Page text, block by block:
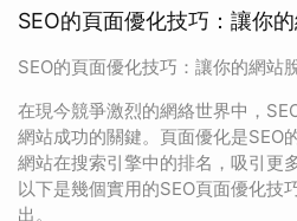
SEO的頁面優化技巧：讓你
SEO的頁面優化技巧：讓你的網站
在現今競爭激烈的網絡世界中，
網站成功的關鍵。頁面優化是SEO
網站在搜索引擎中的排名，吸引更
以下是幾個實用的SEO頁面優化技
出。